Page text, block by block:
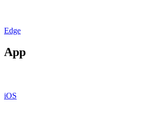
Edge
App
iOS